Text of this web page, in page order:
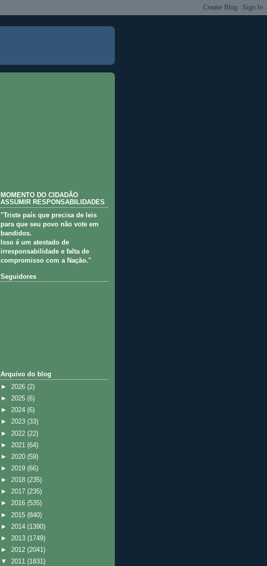
MOMENTO DO CIDADÃO
ASSUMIR RESPONSABILIDADES
"Triste país que precisa de leis
para que seu povo não vote em
bandidos.
Isso é um atestado de
irresponsabilidade e falta de
compromisso com a Nação."
Seguidores
Arquivo do blog
► 2026 (2)
► 2025 (6)
► 2024 (6)
► 2023 (33)
► 2022 (22)
► 2021 (64)
► 2020 (59)
► 2019 (66)
► 2018 (235)
► 2017 (235)
► 2016 (535)
► 2015 (840)
► 2014 (1390)
► 2013 (1749)
► 2012 (2041)
▼ 2011 (1831)